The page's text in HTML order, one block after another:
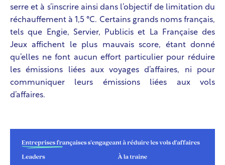
serre et à s’inscrire ainsi dans l’objectif de limitation du
réchauffement à 1,5 °C. Certains grands noms français,
tels que Engie, Servier, Publicis et La Française des
Jeux affichent le plus mauvais score, étant donné
qu’elles ne font aucun effort particulier pour réduire
les émissions liées aux voyages d’affaires, ni pour
communiquer leurs émissions liées aux vols
d’affaires.